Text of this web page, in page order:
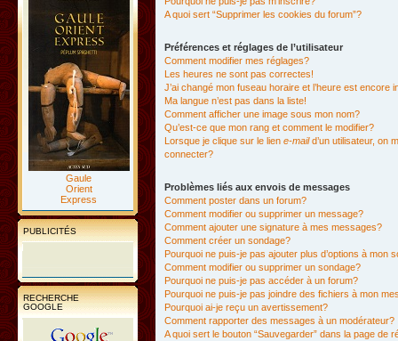
Gaule
Orient
Express
PUBLICITÉS
RECHERCHE
GOOGLE
A quoi sert “Supprimer les cookies du forum”?
Préférences et réglages de l’utilisateur
Comment modifier mes réglages?
Les heures ne sont pas correctes!
J’ai changé mon fuseau horaire et l’heure est encore
Ma langue n’est pas dans la liste!
Comment afficher une image sous mon nom?
Qu’est-ce que mon rang et comment le modifier?
Lorsque je clique sur le lien e-maild’un utilisateur, on
connecter?
Problèmes liés aux envois de messages
Comment poster dans un forum?
Comment modifier ou supprimer un message?
Comment ajouter une signature à mes messages?
Comment créer un sondage?
Pourquoi ne puis-je pas ajouter plus d’options à mon
Comment modifier ou supprimer un sondage?
Pourquoi ne puis-je pas accéder à un forum?
Pourquoi ne puis-je pas joindre des fichiers à mon
Pourquoi ai-je reçu un avertissement?
Comment rapporter des messages à un modérateur?
A quoi sert le bouton “Sauvegarder” dans la page de